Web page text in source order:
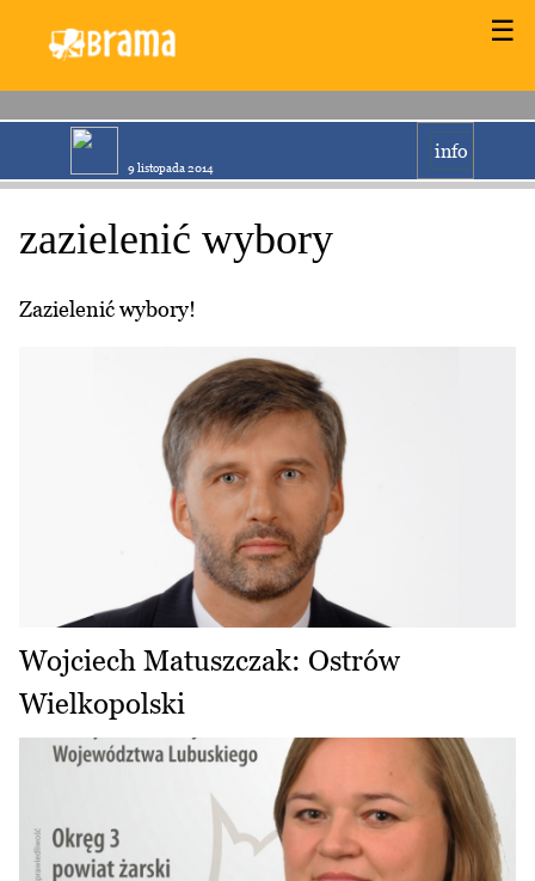
☰
9 listopada 2014
info
zazielenić wybory
Zazielenić wybory!
Wojciech Matuszczak: Ostrów
Wielkopolski